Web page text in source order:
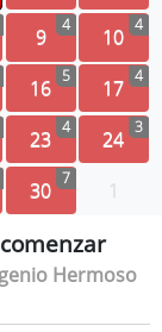
9 4 10 4
16 5 17 4
23 4 24 3
30 7 1
Hermoso